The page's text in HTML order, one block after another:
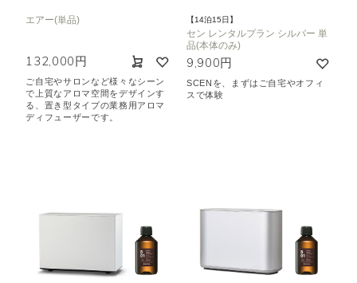
エアー(単品)
132,000円
ご自宅やサロンなど様々なシーン
で上質なアロマ空間をデザインす
る、置き型タイプの業務用アロマ
ディフューザーです。
【14泊15日】
セン レンタルプラン シルバー 単
品(本体のみ)
9,900円
SCENを、まずはご自宅やオフィ
スで体験